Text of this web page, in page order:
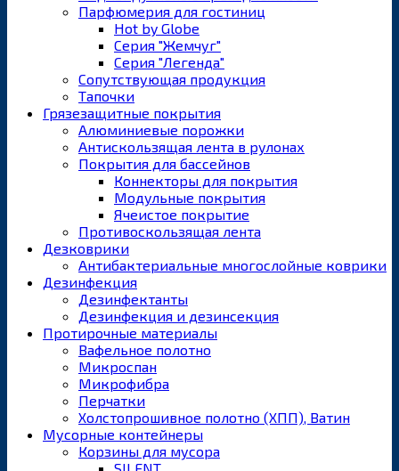
Парфюмерия для гостиниц
Hot by Globe
Серия "Жемчуг"
Серия "Легенда"
Сопутствующая продукция
Тапочки
Грязезащитные покрытия
Алюминиевые порожки
Антискользящая лента в рулонах
Покрытия для бассейнов
Коннекторы для покрытия
Модульные покрытия
Ячеистое покрытие
Противоскользящая лента
Дезковрики
Антибактериальные многослойные коврики
Дезинфекция
Дезинфектанты
Дезинфекция и дезинсекция
Протирочные материалы
Вафельное полотно
Микроспан
Микрофибра
Перчатки
Холстопрошивное полотно (ХПП), Ватин
Мусорные контейнеры
Корзины для мусора